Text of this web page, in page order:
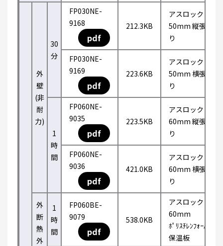
外
壁
(非
耐
力)
30
分
FP030NE-
9168
pdf
212.3KB
アスロック
50mm 縦張
り
FP030NE-
9169
pdf
223.6KB
アスロック
50mm 横張
り
1
時
間
FP060NE-
9035
pdf
223.5KB
アスロック
60mm 縦張
り
FP060NE-
9036
pdf
421.0KB
アスロック
60mm 横張
り
外
断
熱
外
1
時
間
FP060BE-
9079
pdf
538.0KB
アスロック
60mm
ﾎﾟﾘｽﾁﾚﾝﾌｫｰﾑ
保温板